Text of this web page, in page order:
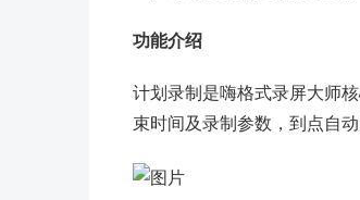
功能介绍
计划录制是嗨格式录屏大师
束时间及录制参数，到点自